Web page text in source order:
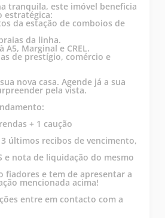
tranquila, este imóvel beneficia
estratégica:
da estação de comboios de
da linha.
A5, Marginal e CREL.
de prestígio, comércio e
nova casa. Agende já a sua
pela vista.
+ 1 caução
últimos recibos de vencimento,
e nota de liquidação do mesmo
fiadores e tem de apresentar a
mencionada acima!
entre em contacto com a